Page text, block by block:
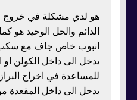
هو لدي مشكلة في خروج
الدائم والحل الوحيد هو
انبوب خاص جاف مع سكب
يدخل الى داخل الكولن او
للمساعدة في اخراج
يدحل الى داخل المقعدة